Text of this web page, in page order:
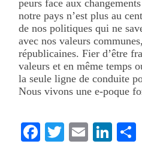
peurs face aux
notre pays n’est plus au
de nos politiques qui ne
avec nos valeurs
républicaines. Fier d’être
valeurs et en même temps
la seule ligne de conduite
Nous vivons une e-poque
Facebook
Twitter
Email